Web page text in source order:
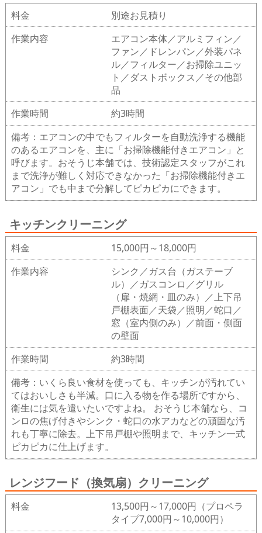
料金
別途お見積り
作業内容
エアコン本体／アルミフィン／
ファン／ドレンパン／外装パネ
ル／フィルター／お掃除ユニッ
ト／ダストボックス／その他部
品
作業時間
約3時間
備考：エアコンの中でもフィルターを自動洗浄する機能
のあるエアコンを、主に「お掃除機能付きエアコン」と
呼びます。おそうじ本舗では、技術認定スタッフがこれ
まで洗浄が難しく対応できなかった「お掃除機能付きエ
アコン」でも中まで分解してピカピカにできます。
キッチンクリーニング
料金
15,000円～18,000円
作業内容
シンク／ガス台（ガステーブ
ル）／ガスコンロ／グリル
（扉・焼網・皿のみ）／上下吊
戸棚表面／天袋／照明／蛇口／
窓（室内側のみ）／前面・側面
の壁面
作業時間
約3時間
備考：いくら良い食材を使っても、キッチンが汚れてい
てはおいしさも半減。口に入る物を作る場所ですから、
衛生には気を遣いたいですよね。 おそうじ本舗なら、コ
ンロの焦げ付きやシンク・蛇口の水アカなどの頑固な汚
れも丁寧に除去。上下吊戸棚や照明まで、キッチン一式
ピカピカに仕上げます。
レンジフード（換気扇）クリーニング
料金
13,500円～17,000円（プロペラ
タイプ7,000円～10,000円）